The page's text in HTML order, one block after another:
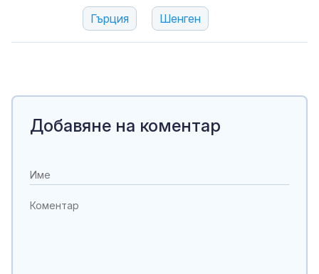
Гърция Шенген
Добавяне на коментар